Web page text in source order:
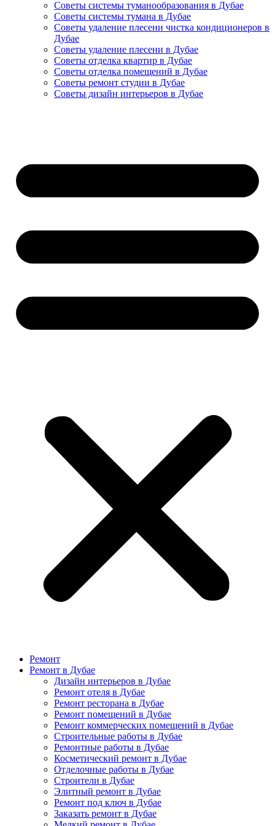
Советы системы туманообразования в Дубае
Советы системы тумана в Дубае
Советы удаление плесени чистка кондиционеров в
Дубае
Советы удаление плесени в Дубае
Советы отделка квартир в Дубае
Советы отделка помещений в Дубае
Советы ремонт студии в Дубае
Советы дизайн интерьеров в Дубае
Ремонт
Ремонт в Дубае
Дизайн интерьеров в Дубае
Ремонт отеля в Дубае
Ремонт ресторана в Дубае
Ремонт помещений в Дубае
Ремонт коммерческих помещений в Дубае
Строительные работы в Дубае
Ремонтные работы в Дубае
Косметический ремонт в Дубае
Отделочные работы в Дубае
Строители в Дубае
Элитный ремонт в Дубае
Ремонт под ключ в Дубае
Заказать ремонт в Дубае